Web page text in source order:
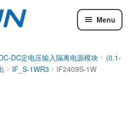
Menu
DC定电压输入隔离电源模块
(0.1-
IF_S-1WR3 IF2409S-1W